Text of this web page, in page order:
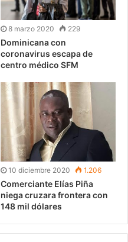
8 marzo 2020 229
Dominicana con
coronavirus escapa de
centro médico SFM
10 diciembre 2020 1.206
Comerciante Elías Piña
niega cruzara frontera con
148 mil dólares